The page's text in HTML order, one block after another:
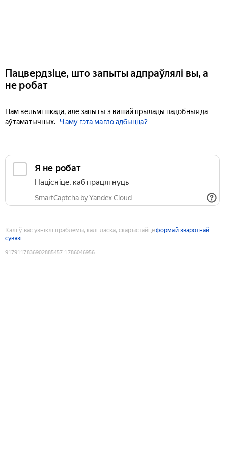
Пацвердзіце, што запыты адпраўлялі вы, а
не робат
Нам вельмі шкада, але запыты з вашай прылады падобныя да
аўтаматычных.
Чаму гэта магло адбыцца?
Я не робат
Націсніце, каб працягнуць
SmartCaptcha by Yandex Cloud
Калі ў вас узніклі праблемы, калі ласка, скарыстайцеформай зваротнай
сувязі
9179117836902885457:1786046956